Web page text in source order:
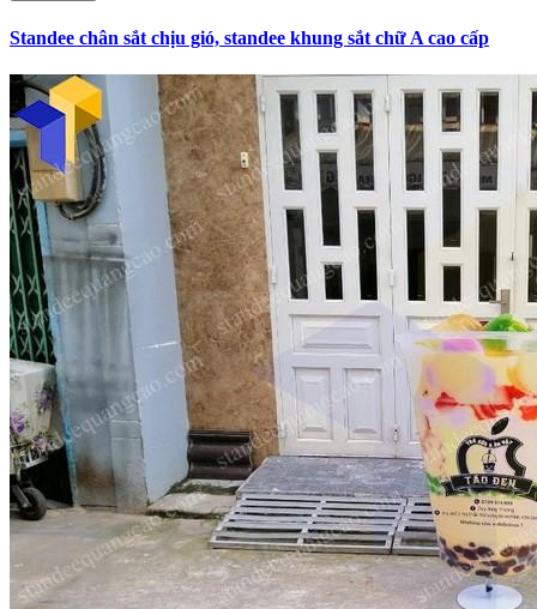
Standee chân sắt chịu gió, standee khung sắt chữ A cao cấp